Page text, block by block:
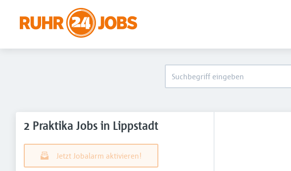
2 Praktika Jobs in Lippstadt
Jetzt Jobalarm aktivieren!